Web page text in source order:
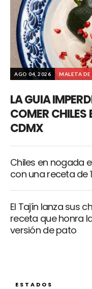
AGO 04, 2026 MALETA DE
LA GUIA
COMER CHILES
CDMX
Chiles en nogada
con una receta de
El Tajín lanza sus
receta que honra
versión de pato
ESTADOS